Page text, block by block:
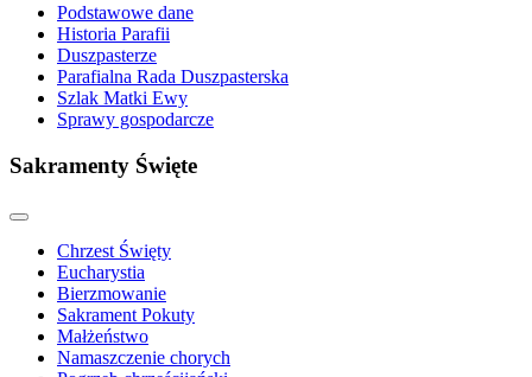
Podstawowe dane
Historia Parafii
Duszpasterze
Parafialna Rada Duszpasterska
Szlak Matki Ewy
Sprawy gospodarcze
Sakramenty Święte
Chrzest Święty
Eucharystia
Bierzmowanie
Sakrament Pokuty
Małżeństwo
Namaszczenie chorych